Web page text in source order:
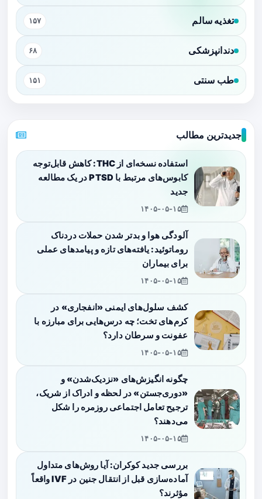
تغذیه سالم ۱۵۷
دندانپزشکی ۶۸
طب سنتی ۱۵۱
جدیدترین مطالب
استفاده نسخه‌ای از THC: کاهش قابل‌توجه
کابوس‌های مرتبط با PTSD در یک مطالعه
جدید
۱۴۰۵-۰۵-۱۵
آلودگی هوا و بدتر شدن حملات دردناک
روماتوئید: یافته‌های تازه و پیامدهای عملی
برای بیماران
۱۴۰۵-۰۵-۱۵
کشف سلول‌های ایمنی «انفجاری» در
کرم‌های تخت؛ چه درس‌هایی برای مبارزه با
عفونت و سرطان دارد؟
۱۴۰۵-۰۵-۱۵
چگونه انگیزش‌های «نزدیک‌شدن» و
«دوری‌جستن» در لحظه و ادراک از شریک،
ترجیح تعامل اجتماعی روزمره را شکل
می‌دهند؟
۱۴۰۵-۰۵-۱۵
بررسی جدید کوکران: آیا روش‌های متداول
آماده‌سازی قبل از انتقال جنین در IVF واقعاً
مؤثرند؟